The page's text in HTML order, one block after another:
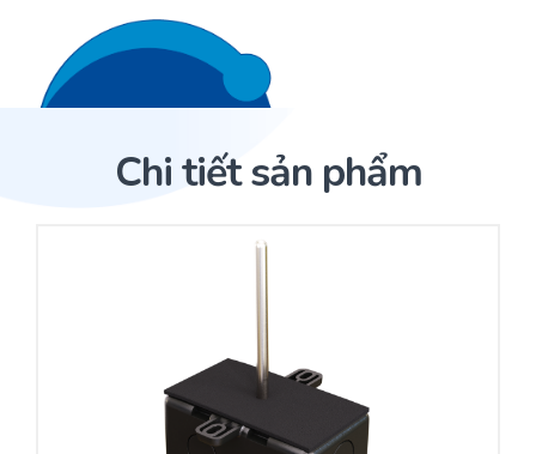
Trang Chủ
Nhà phân phối cảm biến
Nhà sản xuất thiết bị điều khiển
Chi tiết sản phẩm
Sản phẩm